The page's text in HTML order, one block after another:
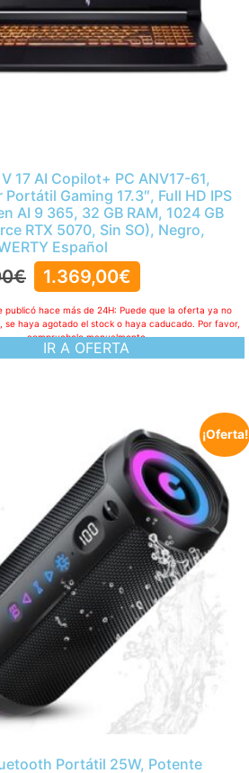
17 AI Copilot+ PC ANV17-61,
Gaming 17.3″, Full HD IPS
AI 9 365, 32 GB RAM, 1024 GB
RTX 5070, Sin SO), Negro,
Español
€ 1.369,00€
IR A OFERTA
publicó hace más de 24H: Puede que la oferta ya no
se haya agotado el stock o haya caducado. Por favor,
compruebelo manualmente
¡Oferta!
Portátil 25W, Potente